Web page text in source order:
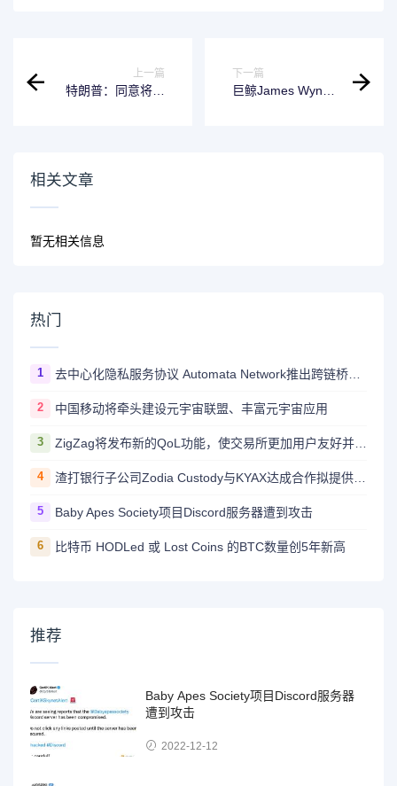
上一篇
特朗普：同意将与
下一篇
巨鲸James Wynn
相关文章
暂无相关信息
热门
1 去中心化隐私服务协议 Automata Network推出跨链桥Carrier
2 中国移动将牵头建设元宇宙联盟、丰富元宇宙应用
3 ZigZag将发布新的QoL功能，使交易所更加用户友好并与CEX竞争
4 渣打银行子公司Zodia Custody与KYAX达成合作拟提供基于审计、业务和监管报告的加密托管服务
5 Baby Apes Society项目Discord服务器遭到攻击
6 比特币 HODLed 或 Lost Coins 的BTC数量创5年新高
推荐
Baby Apes Society项目Discord服务器
遭到攻击
2022-12-12